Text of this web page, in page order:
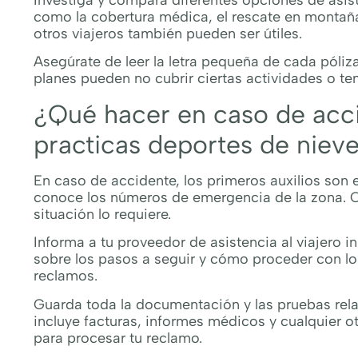
como la cobertura médica, el rescate en
otros viajeros también pueden ser útiles.
Asegúrate de leer la letra pequeña de cada
planes pueden no cubrir ciertas actividades o
¿Qué hacer en caso de
practicas deportes de
En caso de accidente, los primeros auxilios
conoce los números de emergencia de la
situación lo requiere.
Informa a tu proveedor de asistencia al viajero
sobre los pasos a seguir y cómo proceder con
reclamos.
Guarda toda la documentación y las pruebas
incluye facturas, informes médicos y cualquier
para procesar tu reclamo.